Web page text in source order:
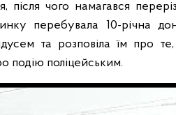
чого намагався
перебувала 10-річна
та розповіла їм про
подію поліцейським.